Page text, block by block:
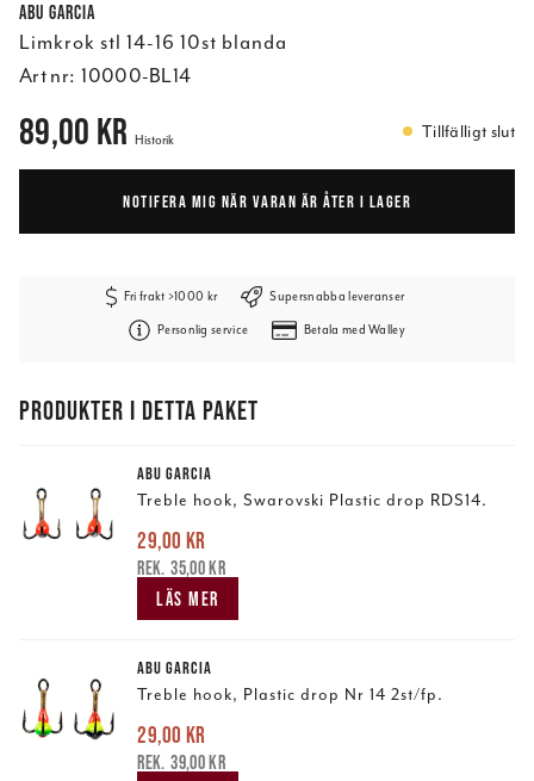
Abu Garcia
Limkrok stl 14-16 10st blanda
Art nr: 10000-BL14
Pris: 89,00 kr
89,00 kr Historik Tillfälligt slut
NOTIFERA MIG NÄR VARAN ÄR ÅTER I LAGER
Fri frakt >1000 kr Supersnabba leveranser
Personlig service Betala med Walley
PRODUKTER I DETTA PAKET
ABU GARCIA
Treble hook, Swarovski Plastic drop RDS14.
Nuvarande pris
35,00 kr
29,00 kr
35,00 kr
LÄS MER
ABU GARCIA
Treble hook, Plastic drop Nr 14 2st/fp.
Nuvarande pris
39,00 kr
29,00 kr
39,00 kr